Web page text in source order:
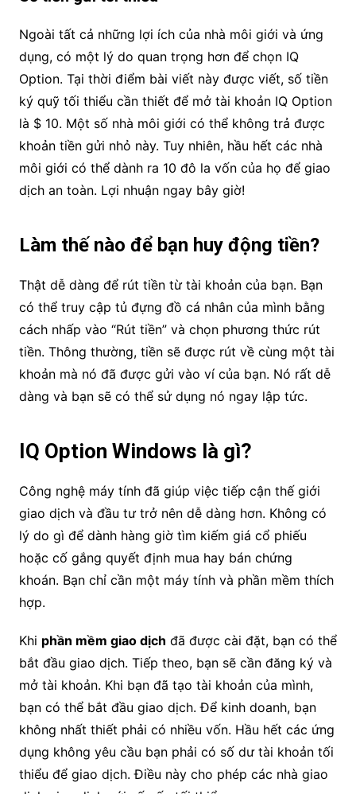
Ngoài tất cả những lợi ích của nhà môi giới và ứng
dụng, có một lý do quan trọng hơn để chọn IQ
Option. Tại thời điểm bài viết này được viết, số tiền
ký quỹ tối thiểu cần thiết để mở tài khoản IQ Option
là $ 10. Một số nhà môi giới có thể không trả được
khoản tiền gửi nhỏ này. Tuy nhiên, hầu hết các nhà
môi giới có thể dành ra 10 đô la vốn của họ để giao
dịch an toàn. Lợi nhuận ngay bây giờ!
Làm thế nào để bạn huy động tiền?
Thật dễ dàng để rút tiền từ tài khoản của bạn. Bạn
có thể truy cập tủ đựng đồ cá nhân của mình bằng
cách nhấp vào “Rút tiền” và chọn phương thức rút
tiền. Thông thường, tiền sẽ được rút về cùng một tài
khoản mà nó đã được gửi vào ví của bạn. Nó rất dễ
dàng và bạn sẽ có thể sử dụng nó ngay lập tức.
IQ Option Windows là gì?
Công nghệ máy tính đã giúp việc tiếp cận thế giới
giao dịch và đầu tư trở nên dễ dàng hơn. Không có
lý do gì để dành hàng giờ tìm kiếm giá cổ phiếu
hoặc cố gắng quyết định mua hay bán chứng
khoán. Bạn chỉ cần một máy tính và phần mềm thích
hợp.
Khi phần mềm giao dịch đã được cài đặt, bạn có thể
bắt đầu giao dịch. Tiếp theo, bạn sẽ cần đăng ký và
mở tài khoản. Khi bạn đã tạo tài khoản của mình,
bạn có thể bắt đầu giao dịch. Để kinh doanh, bạn
không nhất thiết phải có nhiều vốn. Hầu hết các ứng
dụng không yêu cầu bạn phải có số dư tài khoản tối
thiểu để giao dịch. Điều này cho phép các nhà giao